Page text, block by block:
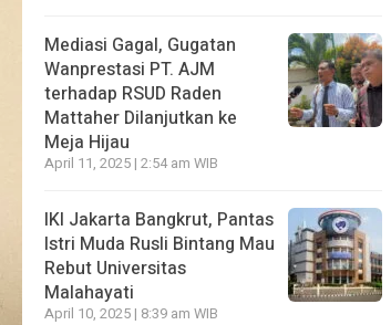
Mediasi Gagal, Gugatan
Wanprestasi PT. AJM
terhadap RSUD Raden
Mattaher Dilanjutkan ke
Meja Hijau
April 11, 2025 | 2:54 am WIB
IKI Jakarta Bangkrut, Pantas
Istri Muda Rusli Bintang Mau
Rebut Universitas
Malahayati
April 10, 2025 | 8:39 am WIB